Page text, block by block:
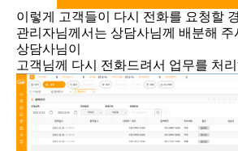
이렇게 고객들이 다시 전화를 요청할
관리자님께서는 상담사님께 배분해 주
상담사님이
고객님께 다시 전화드려서 업무를 처